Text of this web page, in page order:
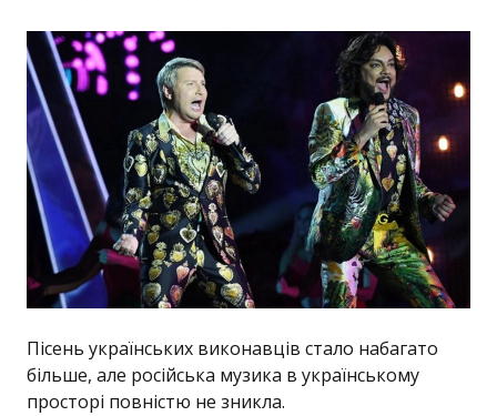
Пісень українських виконавців стало набагато
більше, але російська музика в українському
просторі повністю не зникла.